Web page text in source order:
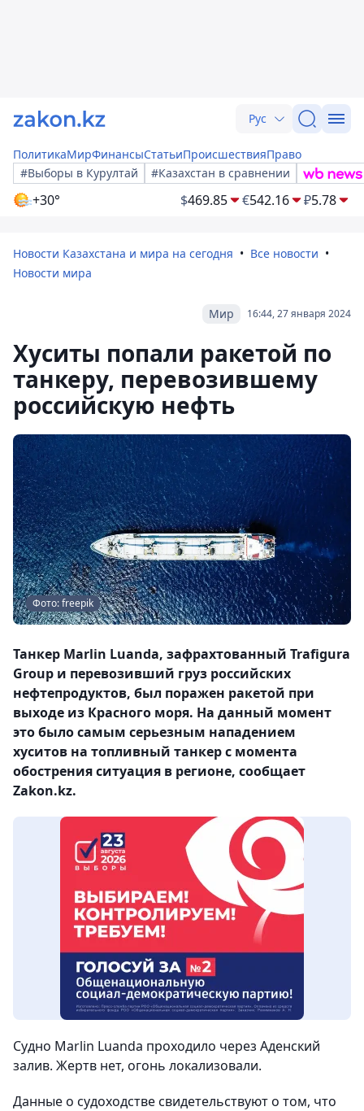
Рус
ПолитикаМирФинансыСтатьиПроисшествияПраво
#Выборы в Курултай
#Казахстан в сравнении
+30° $469.85 €542.16 ₽5.78
Новости Казахстана и мира на сегодня
Все новости
Новости мира
16:44, 27 января 2024
Мир
Хуситы попали ракетой по
танкеру, перевозившему
российскую нефть
Фото: freepik
Танкер Marlin Luanda, зафрахтованный Trafigura
Group и перевозивший груз российских
нефтепродуктов, был поражен ракетой при
выходе из Красного моря. На данный момент
это было самым серьезным нападением
хуситов на топливный танкер с момента
обострения ситуация в регионе, сообщает
Zakon.kz.
Судно Marlin Luanda проходило через Аденский
залив. Жертв нет, огонь локализовали.
Данные о судоходстве свидетельствуют о том, что